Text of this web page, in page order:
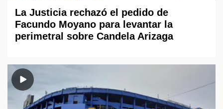
La Justicia rechazó el pedido de
Facundo Moyano para levantar la
perimetral sobre Candela Arizaga